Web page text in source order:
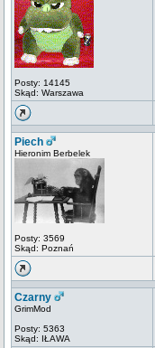
Posty: 14145
Skąd: Warszawa
Piech
Hieronim Berbelek
Posty: 3569
Skąd: Poznań
Czarny
GrimMod
Posty: 5363
Skąd: IŁAWA